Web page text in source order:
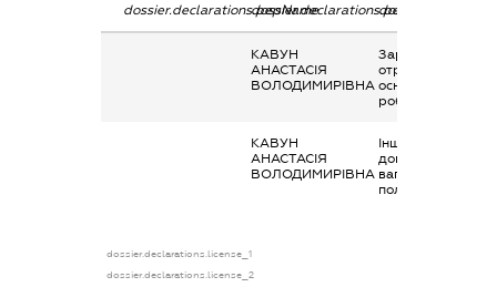
dossier.declarations.pepNamedossier.declarations.personName
КАВУН
АНАСТАСІЯ
ВОЛОДИМИРІВНА
Заробітна плата
отримана за
основним місцем
роботи
КАВУН
АНАСТАСІЯ
ВОЛОДИМИРІВНА
Інше, Соціальна
допомога по
вагітності та
пологах
dossier.declarations.license_1
dossier.declarations.license_2